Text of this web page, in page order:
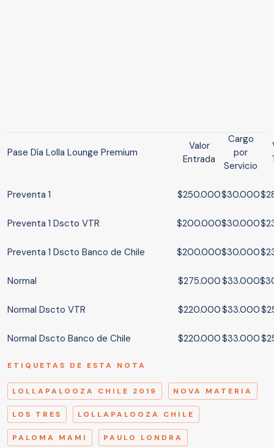
Pase Día Lolla Lounge Premium
Valor
Entrada
Cargo
por
Servicio
Preventa 1 $250.000$30.000
Preventa 1 Dscto VTR $200.000$30.000
Preventa 1 Dscto Banco de Chile $200.000$30.000
Normal $275.000$33.000
Normal Dscto VTR $220.000$33.000
Normal Dscto Banco de Chile $220.000$33.000
ETIQUETAS DE ESTA NOTA
LOLLAPALOOZA CHILE 2019 NOVA MATERIA
LOS TRES LOLLAPALOOZA CHILE
PALOMA MAMI PAULO LONDRA